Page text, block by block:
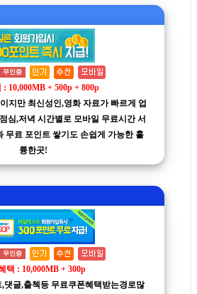
무인증
: 10,000MB + 500p + 800p
지만 최신성인,영화 자료가 빠르게 업
심,저녁 시간별로 모바일 무료시간 서
무료 포인트 쌓기도 손쉽게 가능한 훌
륭한곳!
무인증
택 : 10,000MB + 300p
댓글,출첵등 무료쿠폰혜택받는경로많